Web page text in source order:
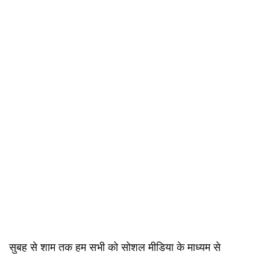
सुबह से शाम तक हम सभी को सोशल मीडिया के माध्यम से